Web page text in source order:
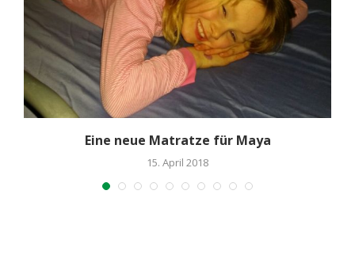
Eine neue Matratze für Maya
15. April 2018